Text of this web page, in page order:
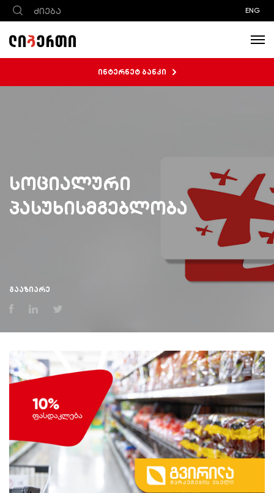
ENG
ინტერნეტ ბანკი
სოციალური
პასუხისმგებლობა
გააზიარე